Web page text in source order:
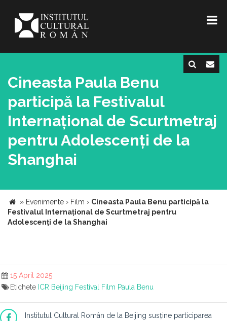
Cineasta Paula Benu
participă la Festivalul
Internațional de Scurtmetraj
pentru Adolescenți de la
Shanghai
» Evenimente › Film › Cineasta Paula Benu participă la
Festivalul Internațional de Scurtmetraj pentru
Adolescenți de la Shanghai
15 April 2025
Etichete ICR Beijing Festival Film Paula Benu
Institutul Cultural Român de la Beijing susține participarea